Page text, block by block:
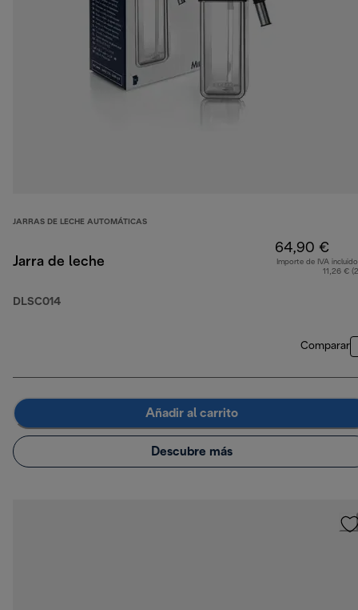
JARRAS DE LECHE AUTOMÁTICAS
Jarra de leche
DLSC014
64,90 €
Importe de IVA
11,26 €
Comparar
Añadir al carrito
Descubre más